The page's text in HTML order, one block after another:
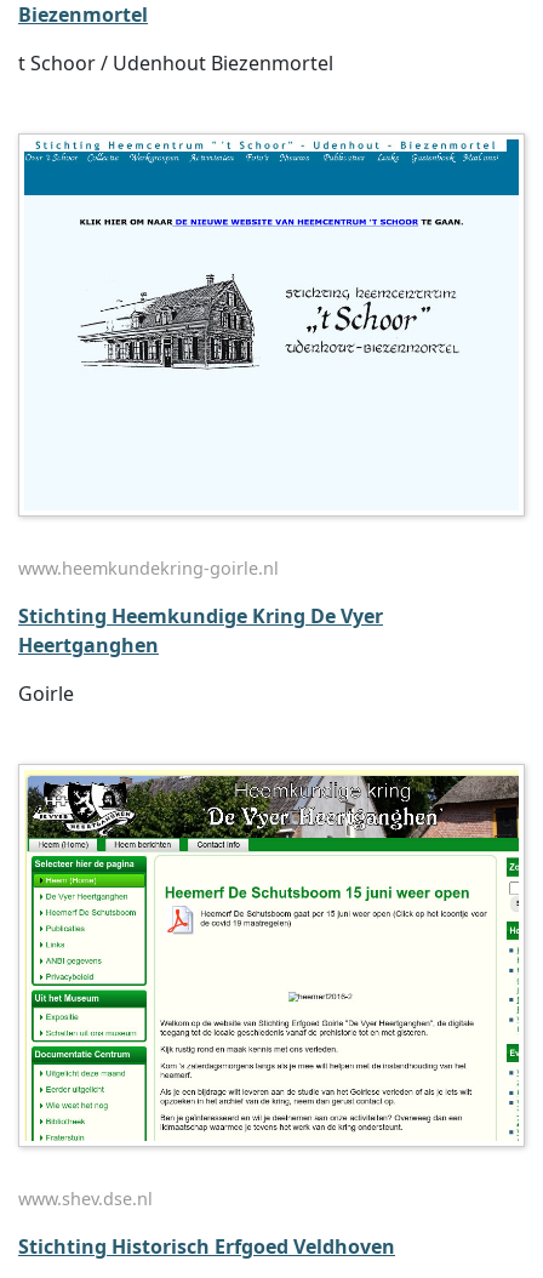
Biezenmortel
t Schoor / Udenhout Biezenmortel
www.heemkundekring-goirle.nl
Stichting Heemkundige Kring De Vyer
Heertganghen
Goirle
www.shev.dse.nl
Stichting Historisch Erfgoed Veldhoven